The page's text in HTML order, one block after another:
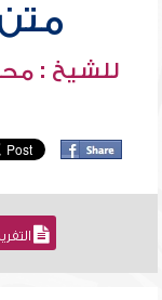
متن
للشيخ :